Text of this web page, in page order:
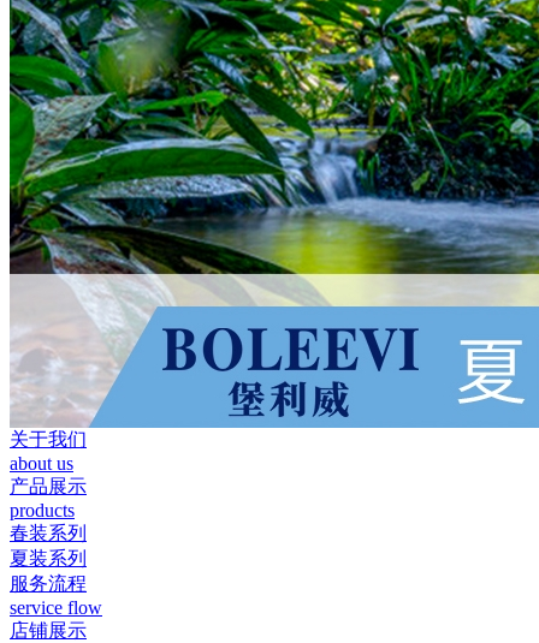
关于我们
about us
产品展示
products
春装系列
夏装系列
服务流程
service flow
店铺展示